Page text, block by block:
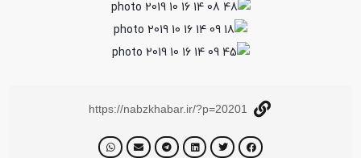
https://nabzkhabar.ir/?p=20201